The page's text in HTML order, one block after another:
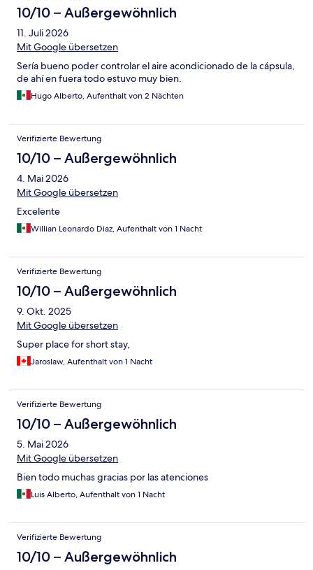
10/10 – Außergewöhnlich
11. Juli 2026
Mit Google übersetzen
Sería bueno poder controlar el aire acondicionado de la cápsula,
de ahí en fuera todo estuvo muy bien.
Hugo Alberto, Aufenthalt von 2 Nächten
Verifizierte Bewertung
10/10 – Außergewöhnlich
4. Mai 2026
Mit Google übersetzen
Excelente
Willian Leonardo Diaz, Aufenthalt von 1 Nacht
Verifizierte Bewertung
10/10 – Außergewöhnlich
9. Okt. 2025
Mit Google übersetzen
Super place for short stay,
Jaroslaw, Aufenthalt von 1 Nacht
Verifizierte Bewertung
10/10 – Außergewöhnlich
5. Mai 2026
Mit Google übersetzen
Bien todo muchas gracias por las atenciones
Luis Alberto, Aufenthalt von 1 Nacht
Verifizierte Bewertung
10/10 – Außergewöhnlich